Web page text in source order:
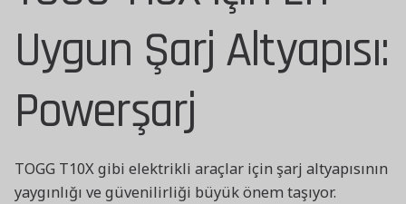
Uygun Şarj Altyapısı:
Powerşarj
TOGG T10X gibi elektrikli araçlar için şarj altyapısının
yaygınlığı ve güvenilirliği büyük önem taşıyor.